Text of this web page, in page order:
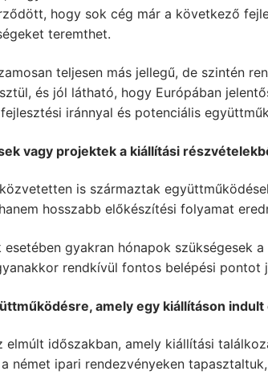
hogy sok cég már a következő
teremthet.
teljesen más jellegű, de szintén
és jól látható, hogy Európában
iránnyal és potenciális
vagy projektek a kiállítási
is származtak
hosszabb előkészítési folyamat
gyakran hónapok szükségesek
rendkívül fontos belépési pontot
amely egy kiállításon indult
elmúlt időszakban, amely kiállítási
német ipari rendezvényeken